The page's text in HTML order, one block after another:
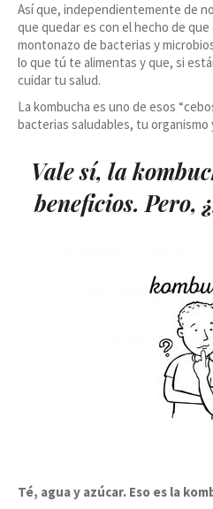
Así que, independientemente de
que quedar es con el hecho de
montonazo de bacterias y
lo que tú te alimentas y que, si
cuidar tu salud.
La kombucha es uno de esos
bacterias saludables, tu
Vale sí, la
beneficios. Pero,
Té, agua y azúcar. Eso es la